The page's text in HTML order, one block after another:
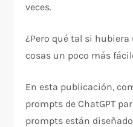
veces.
¿Pero qué tal si
cosas un poco más
En esta publicación,
prompts de ChatGPT
prompts están